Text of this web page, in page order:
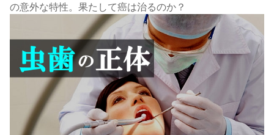
の意外な特性。果たして癌は治るのか？